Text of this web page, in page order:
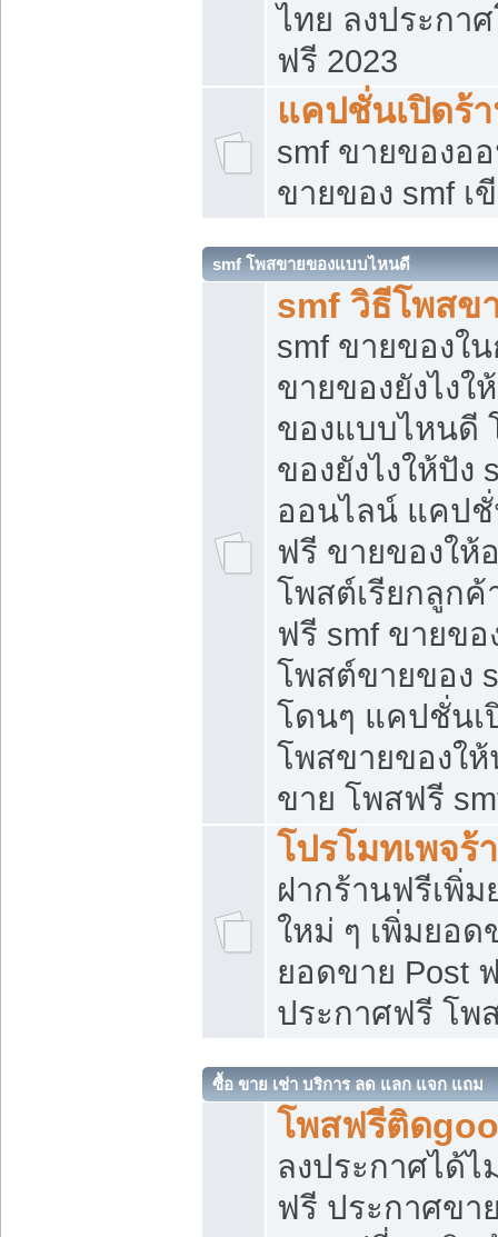
ไทย ลงประกา
ฟรี 2023
แคปชั่นเปิดร้
smf ขายของอ
ขายของ smf เ
smf โพสขายของแบบไหนดี
smf วิธีโพสข
smf ขายของใ
ขายของยังไง
ของแบบไหนดี
ของยังไงให้ปั
ออนไลน์ แคป
ฟรี ขายของให้
โพสต์เรียกลูกค้
ฟรี smf ขายขอ
โพสต์ขายของ
โดนๆ แคปชั่นเ
โพสขายของใ
ขาย โพสฟรี
โปรโมทเพจร้
ฝากร้านฟรีเพิ่
ใหม่ ๆ เพิ่มยอด
ยอดขาย Post
ประกาศฟรี โพ
ซื้อ ขาย เช่า บริการ ลด แลก แจก แถม
โพสฟรีติด
ลงประกาศได้
ฟรี ประกาศข